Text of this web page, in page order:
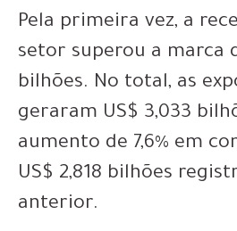
Pela primeira vez, a
setor superou a marca
bilhões. No total, as
geraram US$ 3,033
aumento de 7,6% em
US$ 2,818 bilhões
anterior.